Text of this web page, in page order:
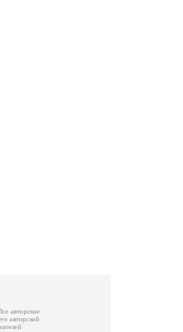
Все авторские
авторской